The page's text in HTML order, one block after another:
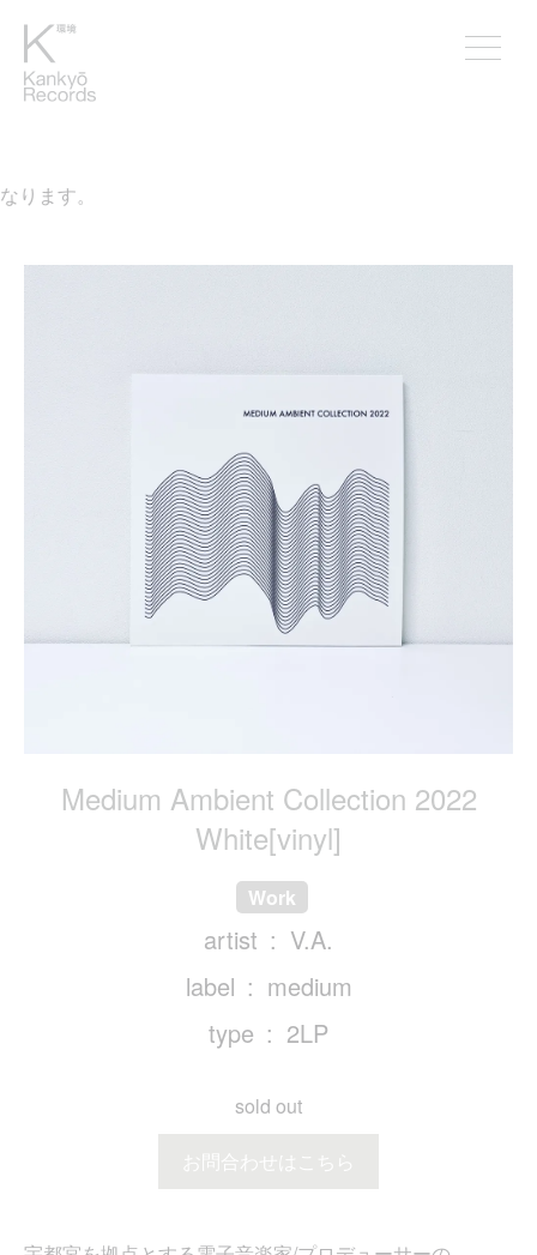
ます。
Medium Ambient Collection 2022
White[vinyl]
Work
artist
V.A.
label
medium
type
2LP
sold out
お問合わせはこちら